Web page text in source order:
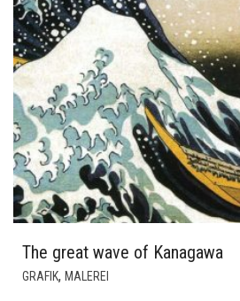
The great wave of Kanagawa
GRAFIK, MALEREI